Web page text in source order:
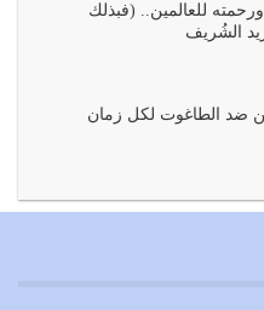
الذي شرعه الله للناس في
للعالمين.. (فبذلك
الشُريف
ضد الطاغوت لكل زمان